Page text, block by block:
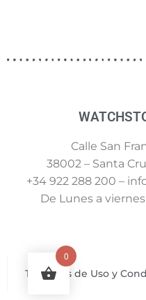
Calle San
38002 – Santa
+34 922 288 200 –
De Lunes a
Términos de Uso y
0